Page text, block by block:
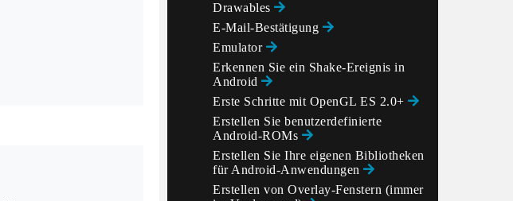
Drawables
E-Mail-Bestätigung
Emulator
Erkennen Sie ein Shake-Ereignis in
Android
Erste Schritte mit OpenGL ES 2.0+
Erstellen Sie benutzerdefinierte
Android-ROMs
Erstellen Sie Ihre eigenen Bibliotheken
für Android-Anwendungen
Erstellen von Overlay-Fenstern (immer